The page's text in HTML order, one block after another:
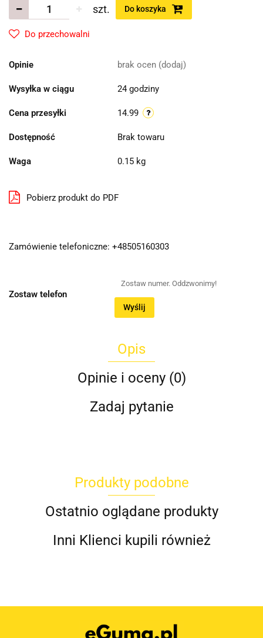
szt. Do koszyka
Do przechowalni
Opinie brak ocen (dodaj)
Wysyłka w ciągu 24 godziny
Cena przesyłki 14.99
Dostępność Brak towaru
Waga 0.15 kg
Pobierz produkt do PDF
Zamówienie telefoniczne: +48505160303
Zostaw telefon
Wyślij
Opis
Opinie i oceny (0)
Zadaj pytanie
Produkty podobne
Ostatnio oglądane produkty
Inni Klienci kupili również